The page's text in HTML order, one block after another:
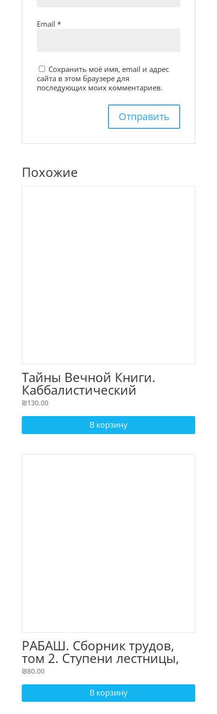
Email *
Сохранить моё имя, email и адрес
сайта в этом браузере для
последующих моих комментариев.
Похожие
Тайны Вечной Книги.
Каббалистический
комментарий к Торе.
Комплект из 2-х томов.
₪130.00
В корзину
РАБАШ. Сборник трудов,
том 2. Ступени лестницы,
статьи 1986 года
₪80.00
В корзину